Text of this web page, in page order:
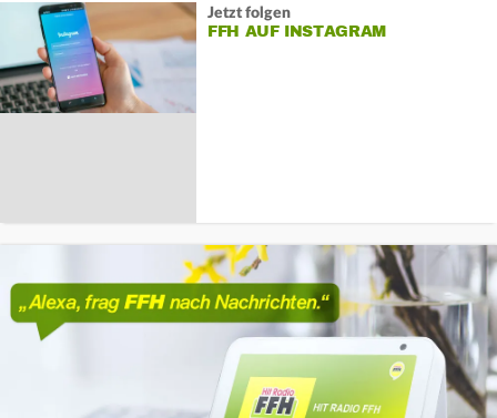
Jetzt folgen
FFH AUF INSTAGRAM